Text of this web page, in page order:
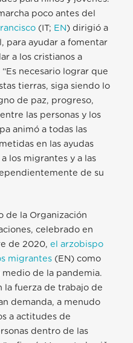
poco antes del
(IT; EN) dirigió a
para ayudar a fomentar
a los cristianos a
necesario lograr que
tierras, siga siendo lo
de paz, progreso,
las personas y los
animó a todas las
en las ayudas
los migrantes y a las
de su
de la Organización
celebrado en
de 2020,el arzobispo
migrantes (EN) como
de la pandemia.
la fuerza de trabajo de
demanda, a menudo
a actitudes de
dentro de las